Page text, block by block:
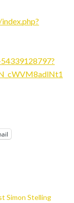
Simon Stelling